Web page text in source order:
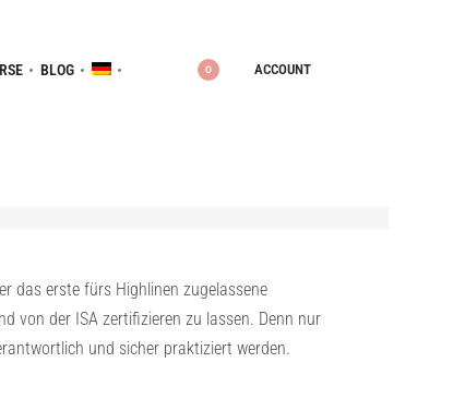
BLOG 0 ACCOUNT
das erste fürs Highlinen zugelassene
von der ISA zertifizieren zu lassen. Denn nur
und sicher praktiziert werden.